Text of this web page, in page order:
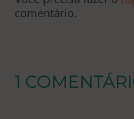
comentário.
1